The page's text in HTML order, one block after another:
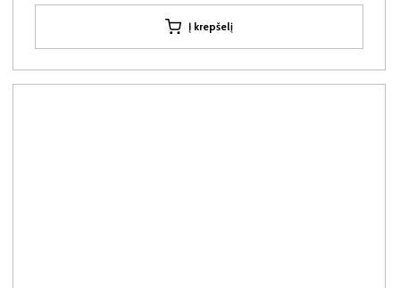
Į krepšelį